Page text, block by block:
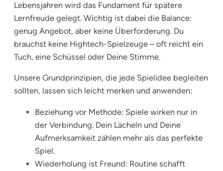
Lebensjahren wird das Fundament für spätere
Lernfreude gelegt. Wichtig ist dabei die Balance:
genug Angebot, aber keine Überforderung. Du
brauchst keine Hightech-Spielzeuge – oft reicht ein
Tuch, eine Schüssel oder Deine Stimme.
Unsere Grundprinzipien, die jede Spielidee begleiten
sollten, lassen sich leicht merken und anwenden:
Beziehung vor Methode: Spiele wirken nur in
der Verbindung. Dein Lächeln und Deine
Aufmerksamkeit zählen mehr als das perfekte
Spiel.
Wiederholung ist Freund: Routine schafft